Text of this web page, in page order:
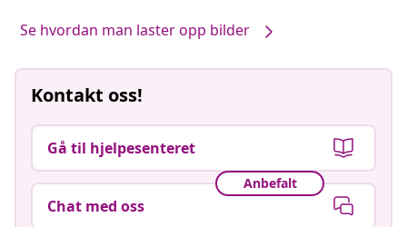
Se hvordan man laster opp bilder
Kontakt oss!
Gå til hjelpesenteret
Anbefalt
Chat med oss